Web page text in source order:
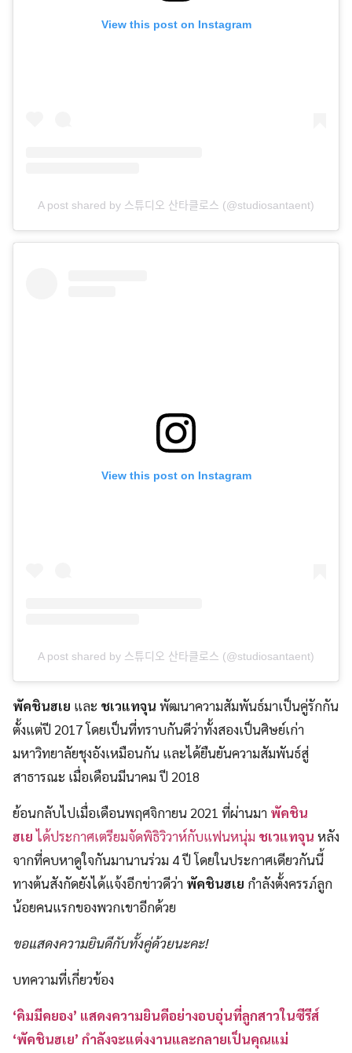
View this post on Instagram
A post shared by 스튜디오 산타클로스 (@studiosantaent)
View this post on Instagram
A post shared by 스튜디오 산타클로스 (@studiosantaent)
พัคชินฮเย และ ชเวแทจุน พัฒนาความสัมพันธ์มาเป็นคู่รักกัน
ตั้งแต่ปี 2017 โดยเป็นที่ทราบกันดีว่าทั้งสองเป็นศิษย์เก่า
มหาวิทยาลัยชุงอังเหมือนกัน และได้ยืนยันความสัมพันธ์สู่
สาธารณะ เมื่อเดือนมีนาคม ปี 2018
ย้อนกลับไปเมื่อเดือนพฤศจิกายน 2021 ที่ผ่านมา พัคชิน
ฮเยได้ประกาศเตรียมจัดพิธิวิวาห์กับแฟนหนุ่ม ชเวแทจุน หลัง
จากที่คบหาดูใจกันมานานร่วม 4 ปี โดยในประกาศเดียวกันนี้
ทางต้นสังกัดยังได้แจ้งอีกข่าวดีว่า พัคชินฮเย กำลังตั้งครรภ์ลูก
น้อยคนแรกของพวกเขาอีกด้วย
ขอแสดงความยินดีกับทั้งคู่ด้วยนะคะ!
บทความที่เกี่ยวข้อง
‘คิมมีคยอง’ แสดงความยินดีอย่างอบอุ่นที่ลูกสาวในซีรีส์
‘พัคชินฮเย’ กำลังจะแต่งงานและกลายเป็นคุณแม่